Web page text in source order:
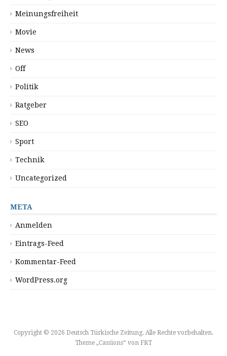
Meinungsfreiheit
Movie
News
Off
Politik
Ratgeber
SEO
Sport
Technik
Uncategorized
META
Anmelden
Eintrags-Feed
Kommentar-Feed
WordPress.org
Copyright © 2026 Deutsch Türkische Zeitung. Alle Rechte vorbehalten.
Theme „Cassions“ von FRT